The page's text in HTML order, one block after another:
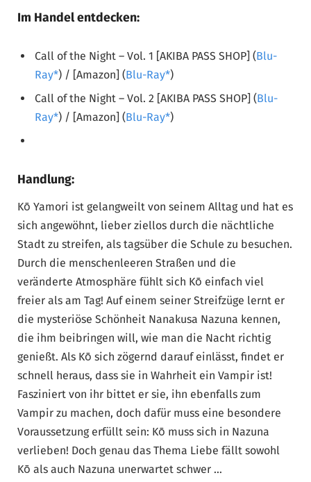
Im Handel entdecken:
Call of the Night – Vol. 1 [AKIBA PASS SHOP] (Blu-
Ray ) / [Amazon] (Blu-Ray )
Call of the Night – Vol. 2 [AKIBA PASS SHOP] (Blu-
Ray ) / [Amazon] (Blu-Ray )
Handlung:
Kō Yamori ist gelangweilt von seinem Alltag und hat es
sich angewöhnt, lieber ziellos durch die nächtliche
Stadt zu streifen, als tagsüber die Schule zu besuchen.
Durch die menschenleeren Straßen und die
veränderte Atmosphäre fühlt sich Kō einfach viel
freier als am Tag! Auf einem seiner Streifzüge lernt er
die mysteriöse Schönheit Nanakusa Nazuna kennen,
die ihm beibringen will, wie man die Nacht richtig
genießt. Als Kō sich zögernd darauf einlässt, findet er
schnell heraus, dass sie in Wahrheit ein Vampir ist!
Fasziniert von ihr bittet er sie, ihn ebenfalls zum
Vampir zu machen, doch dafür muss eine besondere
Voraussetzung erfüllt sein: Kō muss sich in Nazuna
verlieben! Doch genau das Thema Liebe fällt sowohl
Kō als auch Nazuna unerwartet schwer …